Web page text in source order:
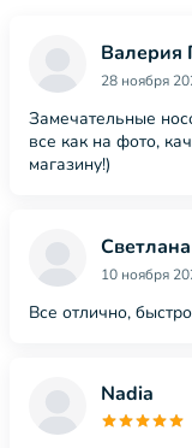
Валерия
28 ноября
Замечательные
все как на фото,
магазину!)
10 ноября
Все отлично,
Nadia